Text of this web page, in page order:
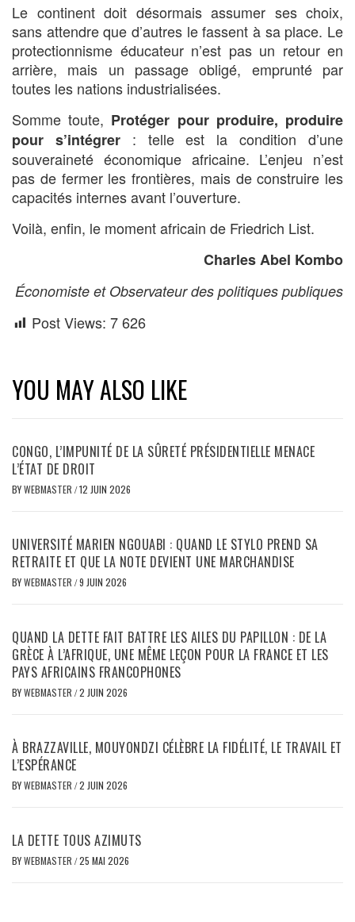
Le continent doit désormais assumer ses choix,
sans attendre que d’autres le fassent à sa place. Le
protectionnisme éducateur n’est pas un retour en
arrière, mais un passage obligé, emprunté par
toutes les nations industrialisées.
Somme toute, Protéger pour produire, produire
pour s’intégrer: telle est la condition d’une
souveraineté économique africaine. L’enjeu n’est
pas de fermer les frontières, mais de construire les
capacités internes avant l’ouverture.
Voilà, enfin, le moment africain de Friedrich List.
Charles Abel Kombo
Économiste et Observateur des politiques publiques
Post Views: 7 626
YOU MAY ALSO LIKE
CONGO, L’IMPUNITÉ DE LA SÛRETÉ PRÉSIDENTIELLE MENACE
L’ÉTAT DE DROIT
BYWEBMASTER /12 JUIN 2026
UNIVERSITÉ MARIEN NGOUABI : QUAND LE STYLO PREND SA
RETRAITE ET QUE LA NOTE DEVIENT UNE MARCHANDISE
BYWEBMASTER /9 JUIN 2026
QUAND LA DETTE FAIT BATTRE LES AILES DU PAPILLON : DE LA
GRÈCE À L’AFRIQUE, UNE MÊME LEÇON POUR LA FRANCE ET LES
PAYS AFRICAINS FRANCOPHONES
BYWEBMASTER /2 JUIN 2026
À BRAZZAVILLE, MOUYONDZI CÉLÈBRE LA FIDÉLITÉ, LE TRAVAIL ET
L’ESPÉRANCE
BYWEBMASTER /2 JUIN 2026
LA DETTE TOUS AZIMUTS
BYWEBMASTER /25 MAI 2026